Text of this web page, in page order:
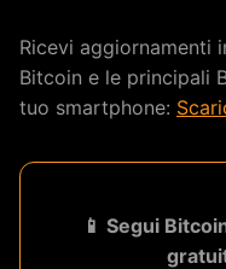
Ricevi aggiornamenti
Bitcoin e le principali
tuo smartphone:
📱 Segui